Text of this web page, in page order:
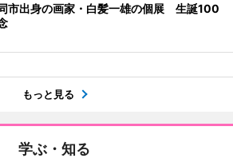
市出身の画家・白髪一雄の個展 生誕100
もっと見る
学ぶ・知る